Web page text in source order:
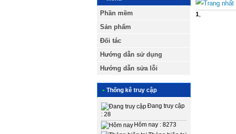
Phần mềm
Sản phẩm
Đối tác
Hướng dẫn sử dụng
Hướng dẫn sửa lỗi
• Thống kê truy cập
Đang truy cập
: 28
Hôm nay : 8273
1,